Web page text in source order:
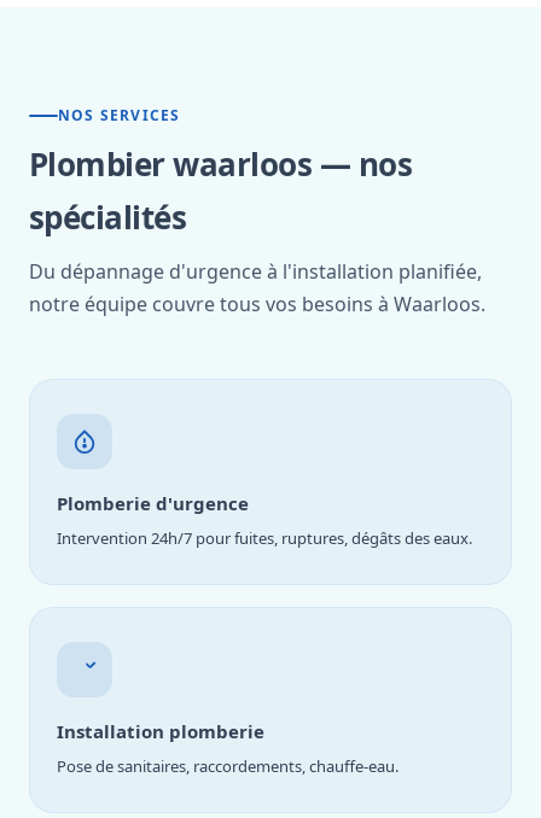
NOS SERVICES
Plombier waarloos — nos
spécialités
Du dépannage d'urgence à l'installation planifiée,
notre équipe couvre tous vos besoins à Waarloos.
Plomberie d'urgence
Intervention 24h/7 pour fuites, ruptures, dégâts des eaux.
Installation plomberie
Pose de sanitaires, raccordements, chauffe-eau.